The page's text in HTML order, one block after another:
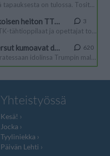
Yhteistyössä
Kesä!
Jocka
Tyyliniekka
Päivän Lehti